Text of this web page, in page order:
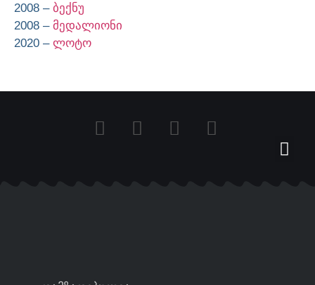
2008 – ბექნუ
2008 – მედალიონი
2020 – ლოტო